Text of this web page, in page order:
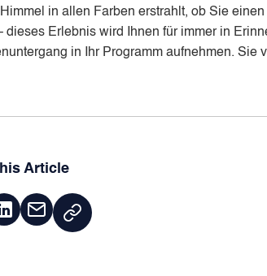
in allen Farben erstrahlt, ob Sie
Erlebnis wird Ihnen für immer in
in Ihr Programm aufnehmen. Sie
Article